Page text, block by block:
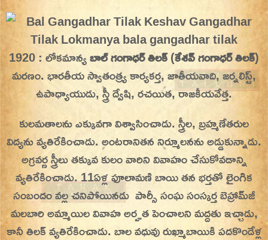
Skip
content
On This Day
Today in History | On This Day | This Day in
History | Today in India | What Happened
Today in India | Charitralo eroju | charitra lo
eroju |
1920 : లోకమాన్యబాల్ గంగాధర్ తిలక్(కేశవ్ గంగాధర్ తిలక్)
మరణం. భారతీయ స్వాతంత్ర్య కార్యకర్త, జాతీయవాది, జర్నలిస్ట్,
ఉపాధ్యాయుడు, స్త్రీ ద్వేషి, రచయిత, రాజకీయవేత్త.
కులమతాలను ఎక్కువగా విశ్వాసించాడు. స్త్రీల, బ్రహ్మణేతరుల
విద్యను వ్యతిరేకించాడు. అంటరానితన నిర్మూలనను అడ్డుకున్నాడు.
అగ్రవర్ణ స్త్రీలు తక్కువ కులం వారిని వివాహం చేసుకోవడాన్ని
వ్యతిరేకించాడు. 11ఏళ్ల ఫూలామణి బాయి తన భర్తతో లైంగిక
సంబందం వల్ల చనిపోయినడు పార్సీ సంఘ సంస్కర్త బెహ్రామ్‌జీ
మలబారి అమ్మాయిల వివాహ అర్హత పెంచాలని మద్దతు ఇచ్చాడు,
కానీ తిలక్ వ్యతిరేకించాడు. బాల వధువు రుఖ్మాబాయికి పదకొండేళ్ల